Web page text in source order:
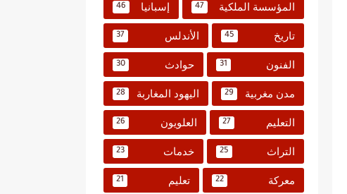
المؤسسة الملكية 47 إسبانيا 46
تاريخ 45 الأندلس 37
الفنون 31 حوادث 30
مدن مغربية 29 اليهود المغاربة 28
التعليم 27 العلويون 26
التراث 25 خدمات 23
معركة 22 تعليم 21